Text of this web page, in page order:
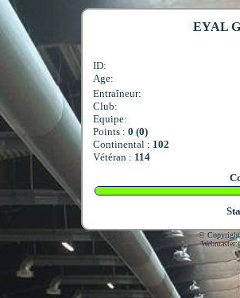
EYAL
ID:
Age:
Entraîneur:
Club:
Equipe:
Points : 0 (0)
Continental : 102
Vétéran : 114
© Copyright
Webmaster: